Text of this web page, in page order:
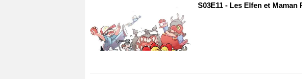
S03E11 - Les Elfen et Maman